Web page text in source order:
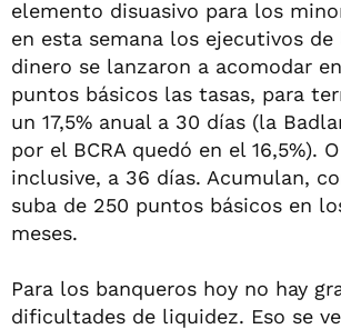
elemento disuasivo para los
en esta semana los ejecutivos de
dinero se lanzaron a acomodar
puntos básicos las tasas, para
un 17,5% anual a 30 días (la
por el BCRA quedó en el 16,5%).
inclusive, a 36 días. Acumulan,
suba de 250 puntos básicos en
meses.
Para los banqueros hoy no hay
dificultades de liquidez. Eso se